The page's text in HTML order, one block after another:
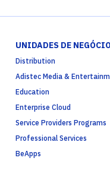
UNIDADES DE
Distribution
Adistec Media &
Education
Enterprise Cloud
Service Providers Programs
Professional Services
BeApps